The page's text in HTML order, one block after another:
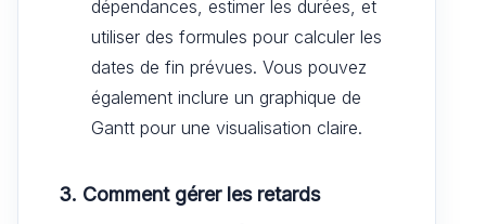
dépendances, estimer les durées, et
utiliser des formules pour calculer les
dates de fin prévues. Vous pouvez
également inclure un graphique de
Gantt pour une visualisation claire.
3. Comment gérer les retards